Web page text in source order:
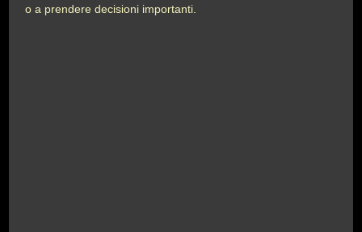
o a prendere decisioni importanti.